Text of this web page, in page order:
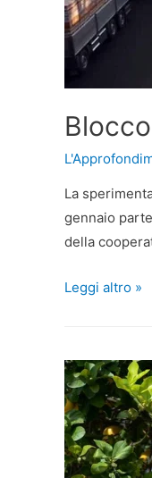
La
gennaio
della
Leggi altro »